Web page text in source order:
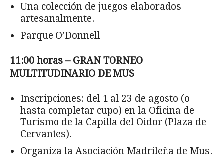
Una colección de juegos elaborados
artesanalmente.
Parque O’Donnell
11:00 horas – GRAN TORNEO
MULTITUDINARIO DE MUS
Inscripciones: del 1 al 23 de agosto (o
hasta completar cupo) en la Oficina de
Turismo de la Capilla del Oidor (Plaza de
Cervantes).
Organiza la Asociación Madrileña de Mus.